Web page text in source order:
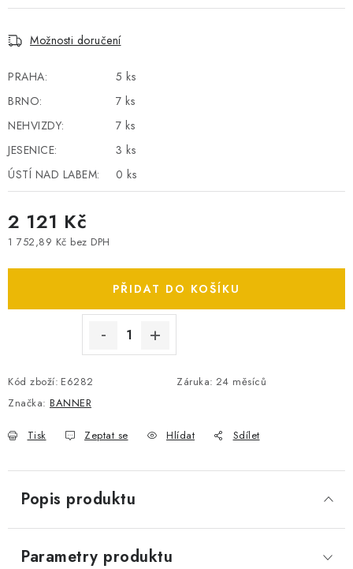
BATERIE PRO NOUZOVÁ OSVĚTLENÍ
PŘÍSLUŠENSTVÍ
DOPRAVA ZDARMA
KONTAKTY
POŠTOVNÉ A DOPRAVA
VÝMĚNA AUTOBATERIE
OBCHODNÍ PODMÍNKY
OCHRANA OSOBNÍCH ÚDAJŮ
OVĚŘOVÁNÍ RECENZÍ
JAK NA TO S BATTERY.CZ
ZPĚTNÝ ODBĚR ELEKTROZAŘÍZENÍ A BATERIÍ
Možnosti doručení
PRAHA:
5 ks
BRNO:
7 ks
NEHVIZDY:
7 ks
JESENICE:
3 ks
ÚSTÍ NAD LABEM:
0 ks
2 121 Kč
1 752,89 Kč bez DPH
PŘIDAT DO KOŠÍKU
Kód zboží: E6282 Záruka: 24 měsíců
Značka: BANNER
Tisk Zeptat se Hlídat Sdílet
Popis produktu
Parametry produktu